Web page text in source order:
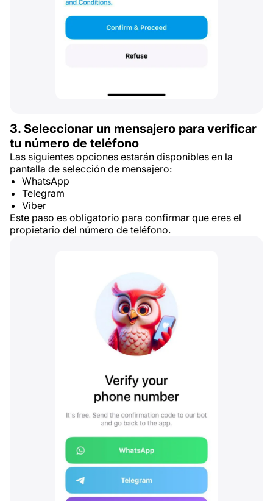
3. Seleccionar un mensajero para verificar
tu número de teléfono
Las siguientes opciones estarán disponibles en la
pantalla de selección de mensajero:
WhatsApp
Telegram
Viber
Este paso es obligatorio para confirmar que eres el
propietario del número de teléfono.